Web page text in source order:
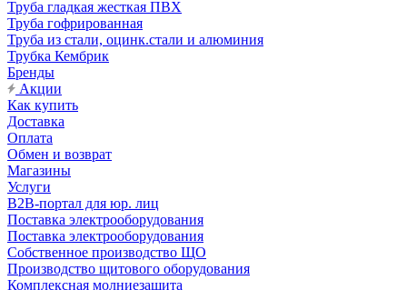
Труба гладкая жесткая ПВХ
Труба гофрированная
Труба из стали, оцинк.стали и алюминия
Трубка Кембрик
Бренды
Акции
Как купить
Доставка
Оплата
Обмен и возврат
Магазины
Услуги
B2B-портал для юр. лиц
Поставка электрооборудования
Поставка электрооборудования
Собственное производство ЩО
Производство щитового оборудования
Комплексная молниезащита